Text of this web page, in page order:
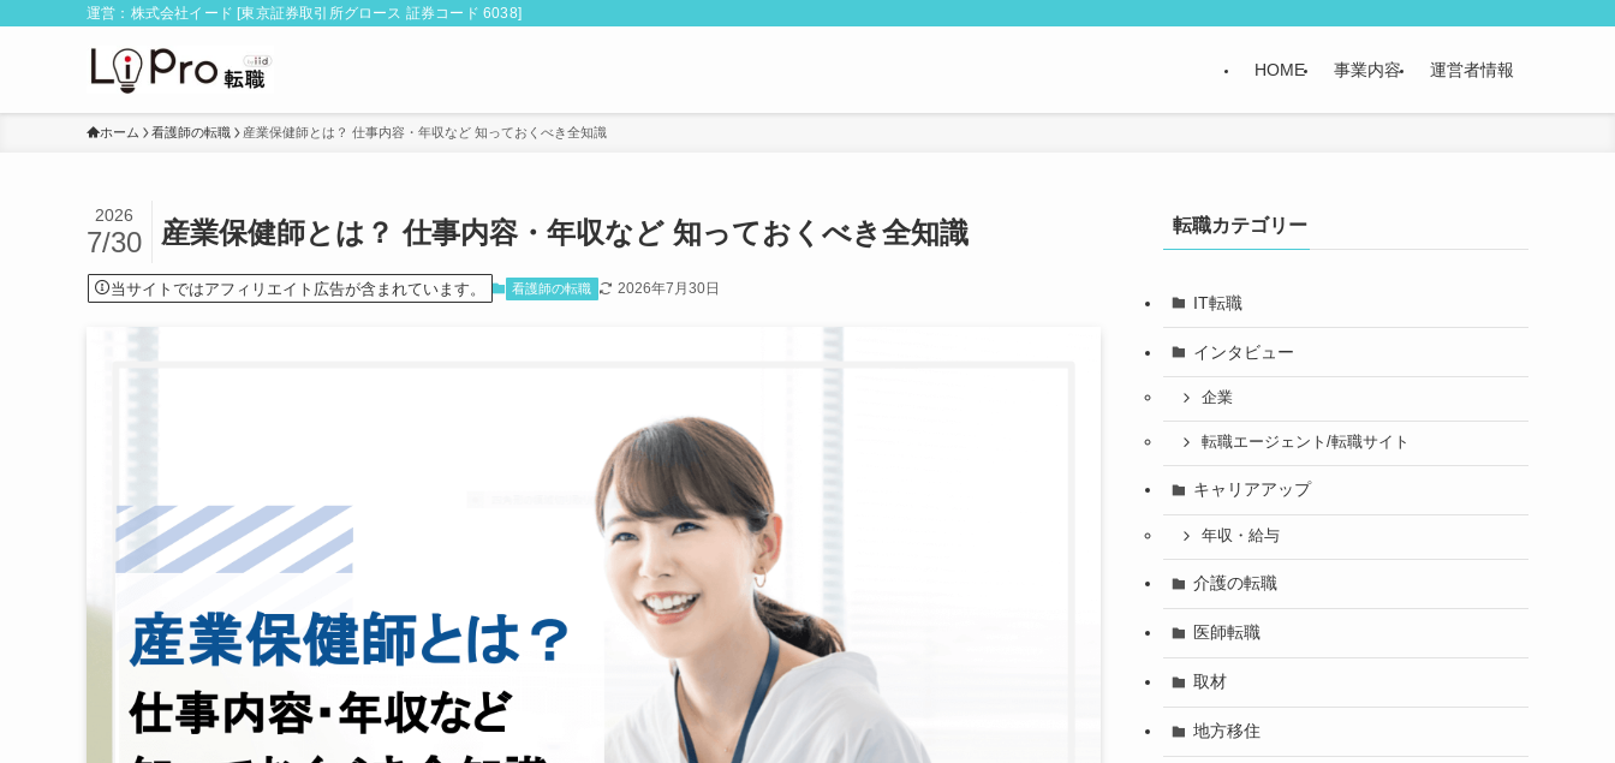
運営：株式会社イード [東京証券取引所グロース 証券コード 6038]
HOME 事業内容 運営者情報
ホーム 看護師の転職 産業保健師とは？ 仕事内容・年収など 知っておくべき全知識
産業保健師とは？ 仕事内容・年収など 知っておくべき全知識
2026
7/30
当サイトではアフィリエイト広告が含まれています。 看護師の転職 2026年7月30日
転職カテゴリー
IT転職
インタビュー
企業
転職エージェント/転職サイト
キャリアアップ
年収・給与
介護の転職
医師転職
取材
地方移住